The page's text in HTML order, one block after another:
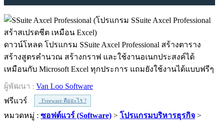
ดาวน์โหลด โปรแกรม SSuite Axcel Professional สร้างตาราง
สร้างสูตรคำนวณ สร้างกราฟ และใช้งานอเนกประสงค์ได้
เหมือนกับ Microsoft Excel ทุกประการ แถมยังใช้งานได้แบบฟรีๆ
ผู้พัฒนา : Van Loo Software
ฟรีแวร์
Freeware คืออะไร ?
หมวดหมู่ : ซอฟต์แวร์ (Software) > โปรแกรมบริหารธุรกิจ >